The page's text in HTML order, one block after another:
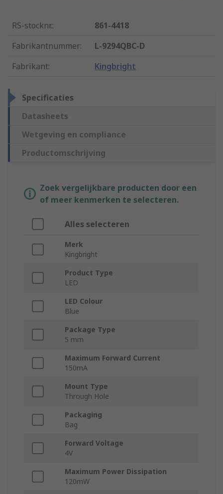
RS-stocknr.:
861-4418
Fabrikantnummer:
L-9294QBC-D
Fabrikant: Kingbright
Specificaties
Datasheets
Wetgeving en compliance
Productomschrijving
Zoek vergelijkbare producten door een
of meer kenmerken te selecteren.
Alles selecteren
Merk
Kingbright
Product Type
LED
LED Colour
Blue
Package Type
5 mm
Maximum Forward Current
150mA
Mount Type
Through Hole
Packaging
Bag
Forward Voltage
4V
Maximum Power Dissipation
120mW